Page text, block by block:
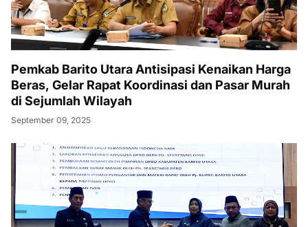
Pemkab Barito Utara Antisipasi Kenaikan Harga
Beras, Gelar Rapat Koordinasi dan Pasar Murah
di Sejumlah Wilayah
September 09, 2025